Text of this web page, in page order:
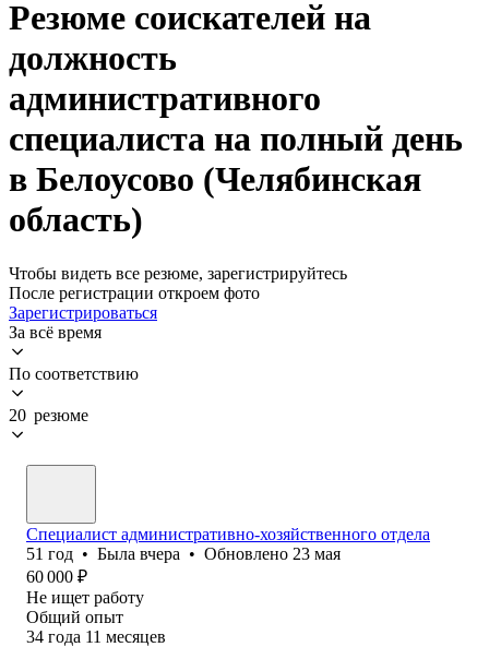
Резюме соискателей на
должность
административного
специалиста на полный день
в Белоусово (Челябинская
область)
Чтобы видеть все резюме, зарегистрируйтесь
После регистрации откроем фото
Зарегистрироваться
За всё время
По соответствию
20 резюме
Специалист административно-хозяйственного отдела
51 год • Была вчера • Обновлено 23 мая
60 000 ₽
Не ищет работу
Общий опыт
34 года 11 месяцев